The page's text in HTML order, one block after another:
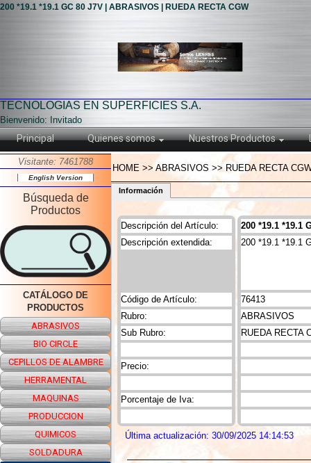
200 *19.1 *19.1 GC 80 J7V | ABRASIVOS | RUEDA RECTA CGW
TECNOLOGIAS EN SUPERFICIES S.A.
Bienvenido: Invitado
Principal Quienes somos Nuestros Productos
Visitante: 7461788
English Version
Búsqueda de
Productos
CATÁLOGO DE
PRODUCTOS
ABRASIVOS
BIO CIRCLE
CEPILLOS DE ALAMBRE
HERRAMENTAL
MAQUINAS
PRODUCCION
QUIMICOS
SOLDADURA
HOME >> ABRASIVOS >> RUEDA RECTA
Información
Descripción del Artículo:
Código de Artículo:
Rubro:
Sub Rubro:
Precio:
Descripción extendida:
Porcentaje de Iva:
200 *19.1 *19.1
76413
ABRASIVOS
RUEDA RECTA
200 *19.1 *19.1
Última actualización: 30/09/2025 14:14:53